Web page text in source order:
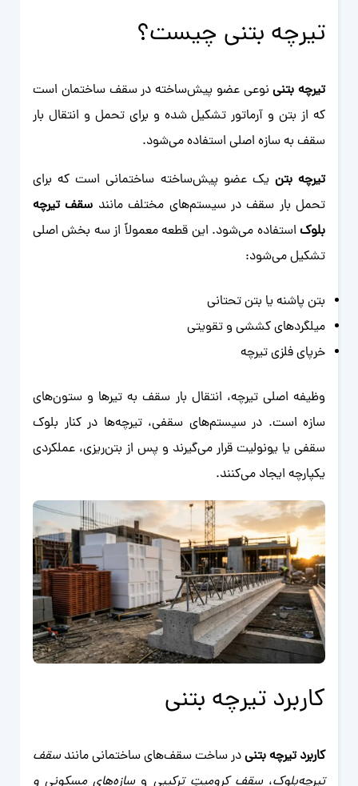
تیرچه بتنی چیست؟
تیرچه بتنینوعی عضو پیش‌ساخته در سقف ساختمان است
که از بتن و آرماتور تشکیل شده و برای تحمل و انتقال بار
سقف به سازه اصلی استفاده می‌شود.
تیرچه بتن یک عضو پیش‌ساخته ساختمانی است که برای
تحمل بار سقف در سیستم‌های مختلف مانند سقف تیرچه
بلوک استفاده می‌شود. این قطعه معمولاً از سه بخش اصلی
تشکیل می‌شود:
بتن پاشنه یا بتن تحتانی
میلگردهای کششی و تقویتی
خرپای فلزی تیرچه
وظیفه اصلی تیرچه، انتقال بار سقف به تیرها و ستون‌های
سازه است. در سیستم‌های سقفی، تیرچه‌ها در کنار بلوک
سقفی یا یونولیت قرار می‌گیرند و پس از بتن‌ریزی، عملکردی
یکپارچه ایجاد می‌کنند.
کاربرد تیرچه بتنی
کاربرد تیرچه بتنیدر ساخت سقف‌های ساختمانی مانند سقف